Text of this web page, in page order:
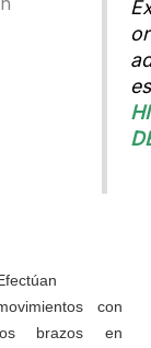
con
brazos en